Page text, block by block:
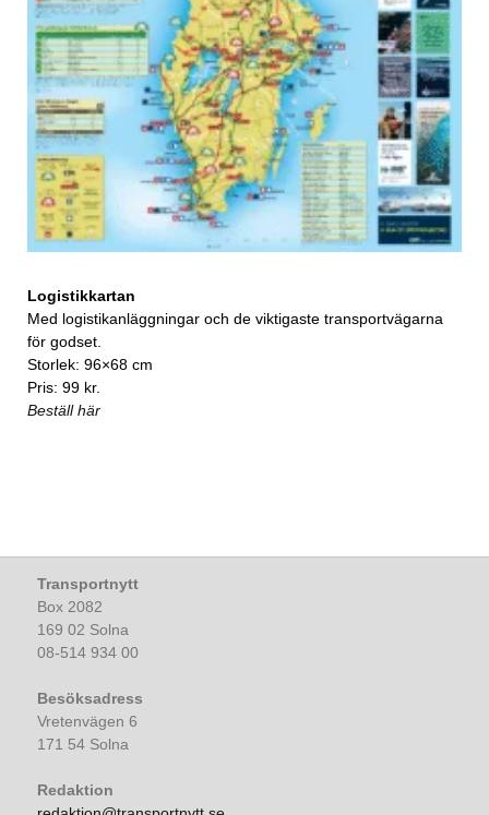
Logistikkartan
Med logistikanläggningar och de viktigaste transportvägarna
för godset.
Storlek: 96×68 cm
Pris: 99 kr.
Beställ här
Transportnytt
Box 2082
169 02 Solna
08-514 934 00
Besöksadress
Vretenvägen 6
171 54 Solna
Redaktion